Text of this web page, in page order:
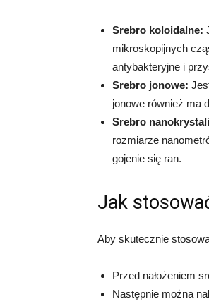
Srebro koloidalne:
mikroskopijnych
antybakteryjne i
Srebro jonowe:
jonowe również ma
Srebro
rozmiarze
gojenie się ran.
Jak
Aby skutecznie
Przed nałożeniem
Następnie można